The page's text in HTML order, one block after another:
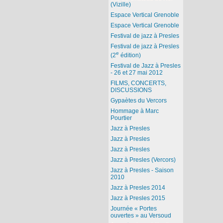
(Vizille)
Espace Vertical Grenoble
Espace Vertical Grenoble
Festival de jazz à Presles
Festival de jazz à Presles
(2e édition)
Festival de Jazz à Presles
- 26 et 27 mai 2012
FILMS, CONCERTS,
DISCUSSIONS
Gypaètes du Vercors
Hommage à Marc
Pourtier
Jazz à Presles
Jazz à Presles
Jazz à Presles
Jazz à Presles (Vercors)
Jazz à Presles - Saison
2010
Jazz à Presles 2014
Jazz à Presles 2015
Journée « Portes
ouvertes » au Versoud